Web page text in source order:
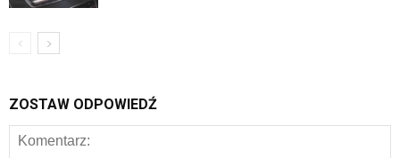
ZOSTAW ODPOWIEDŹ